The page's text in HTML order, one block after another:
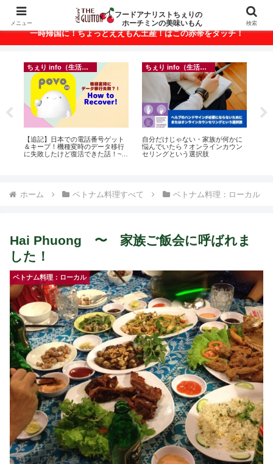
ベトナム・ホーチミンの美味いもんが満載！
一時帰国に！ちょっとええもん土産！はこの赤帯をタッチ！
ちぇり info（生活情報）
【追記】日本での電話番号ゲット
＆キープ！機種変時のデータ移行
に失敗したけど復活できた話！~
ちぇり info（生活情報）
自分だけじゃない・家族が何かに
悩んでいたら？オンラインカウン
セリングという選択肢
ホーム ベトナム料理すべて ベトナム料理：ローカル
Hai Phuong 〜 家族ご飯会に呼ばれま
した！
ベトナム料理：ローカル
メニュー
フードアナリストちぇりの
ホーチミンの美味いもん
検索